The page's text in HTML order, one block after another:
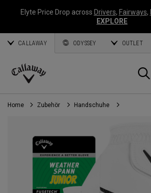
Elyte Price Drop across Drivers, Fairways,
EXPLORE
CALLAWAY ODYSSEY OUTLET
Callaway
Golf
Home Zubehör Handschuhe